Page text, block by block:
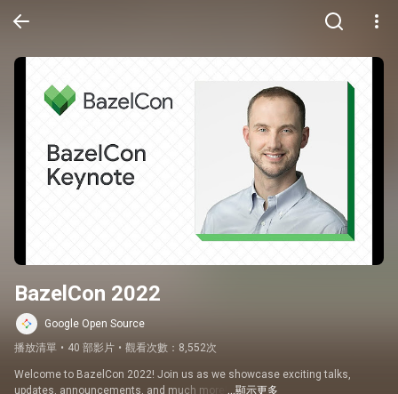
BazelCon 2022
Google Open Source
播放清單 • 40 部影片 • 觀看次數：8,552次
Welcome to BazelCon 2022! Join us as we showcase exciting talks,
updates, announcements, and much more! …顯示更多